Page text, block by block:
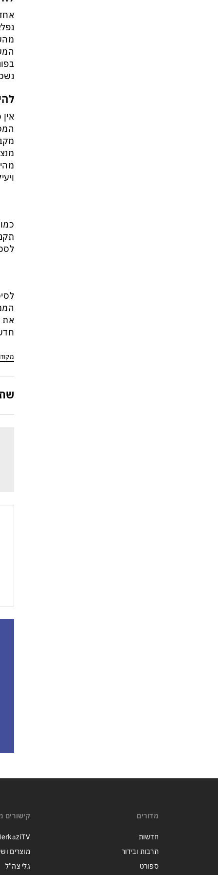
להיט מס' 5:
את
מדורים
חדשות
תרבות ובידור
ספורט
קישורים
מוצרים
גלי צה"ל